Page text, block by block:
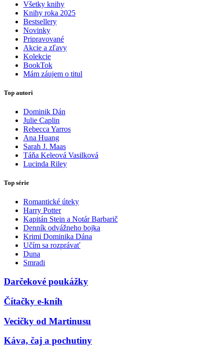
Všetky knihy
Knihy roka 2025
Bestsellery
Novinky
Pripravované
Akcie a zľavy
Kolekcie
BookTok
Mám záujem o titul
Top autori
Dominik Dán
Julie Caplin
Rebecca Yarros
Ana Huang
Sarah J. Maas
Táňa Keleová Vasilková
Lucinda Riley
Top série
Romantické úteky
Harry Potter
Kapitán Stein a Notár Barbarič
Denník odvážneho bojka
Krimi Dominika Dána
Učím sa rozprávať
Duna
Smradi
Darčekové poukážky
Čítačky e-kníh
Vecičky od Martinusu
Káva, čaj a pochutiny